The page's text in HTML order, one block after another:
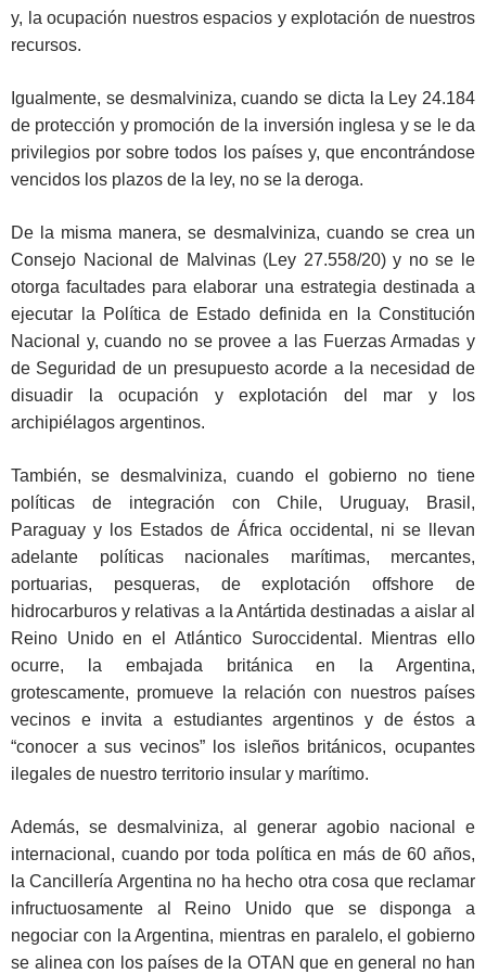
y, la ocupación nuestros espacios y explotación de nuestros
recursos.
Igualmente, se desmalviniza, cuando se dicta la Ley 24.184
de protección y promoción de la inversión inglesa y se le da
privilegios por sobre todos los países y, que encontrándose
vencidos los plazos de la ley, no se la deroga.
De la misma manera, se desmalviniza, cuando se crea un
Consejo Nacional de Malvinas (Ley 27.558/20) y no se le
otorga facultades para elaborar una estrategia destinada a
ejecutar la Política de Estado definida en la Constitución
Nacional y, cuando no se provee a las Fuerzas Armadas y
de Seguridad de un presupuesto acorde a la necesidad de
disuadir la ocupación y explotación del mar y los
archipiélagos argentinos.
También, se desmalviniza, cuando el gobierno no tiene
políticas de integración con Chile, Uruguay, Brasil,
Paraguay y los Estados de África occidental, ni se llevan
adelante políticas nacionales marítimas, mercantes,
portuarias, pesqueras, de explotación offshore de
hidrocarburos y relativas a la Antártida destinadas a aislar al
Reino Unido en el Atlántico Suroccidental. Mientras ello
ocurre, la embajada británica en la Argentina,
grotescamente, promueve la relación con nuestros países
vecinos e invita a estudiantes argentinos y de éstos a
“conocer a sus vecinos” los isleños británicos, ocupantes
ilegales de nuestro territorio insular y marítimo.
Además, se desmalviniza, al generar agobio nacional e
internacional, cuando por toda política en más de 60 años,
la Cancillería Argentina no ha hecho otra cosa que reclamar
infructuosamente al Reino Unido que se disponga a
negociar con la Argentina, mientras en paralelo, el gobierno
se alinea con los países de la OTAN que en general no han